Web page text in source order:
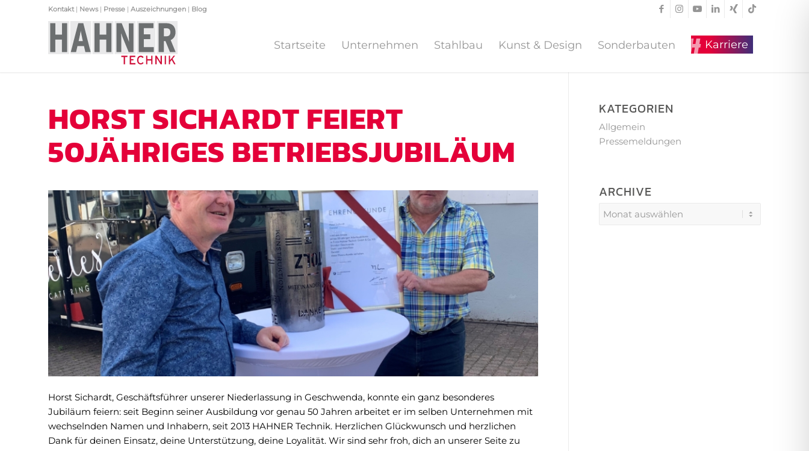
Kontakt| News| Presse | Auszeichnungen | Blog
Startseite Unternehmen Stahlbau Kunst & Design Sonderbauten Karriere
HORST SICHARDT FEIERT
50JÄHRIGES BETRIEBSJUBILÄUM
Horst Sichardt, Geschäftsführer unserer Niederlassung in Geschwenda, konnte ein ganz besonderes
Jubiläum feiern: seit Beginn seiner Ausbildung vor genau 50 Jahren arbeitet er im selben Unternehmen mit
wechselnden Namen und Inhabern, seit 2013 HAHNER Technik. Herzlichen Glückwunsch und herzlichen
Dank für deinen Einsatz, deine Unterstützung, deine Loyalität. Wir sind sehr froh, dich an unserer Seite zu
KATEGORIEN
Allgemein
Pressemeldungen
ARCHIVE